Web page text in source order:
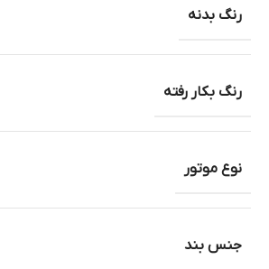
رنگ بدنه
رنگ بکار رفته
نوع موتور
جنس بند